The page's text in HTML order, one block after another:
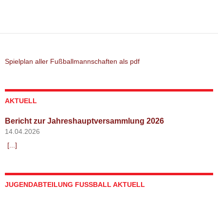
Spielplan aller Fußballmannschaften als pdf
AKTUELL
Bericht zur Jahreshauptversammlung 2026
14.04.2026
[...]
JUGENDABTEILUNG FUSSBALL AKTUELL